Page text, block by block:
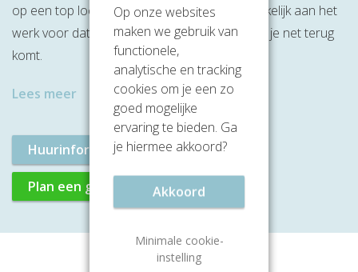
op een top locatie gevestigd. Je kunt hier makkelijk aan het
werk voor dat je gaat vliegen of juist wanneer je net terug
komt.
Lees meer
Huurinformatie aanvragen
Plan een gratis rondleiding
Op onze websites
maken we gebruik van
functionele,
analytische en tracking
cookies om je een zo
goed mogelijke
ervaring te bieden. Ga
je hiermee akkoord?
Akkoord
Minimale cookie-
instelling